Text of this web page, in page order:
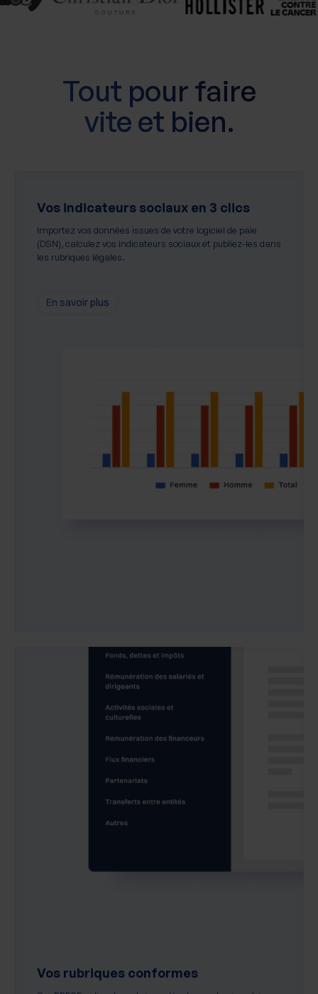
Tout pour faire
vite et bien.
Vos indicateurs sociaux en 3 clics
Importez vos données issues de votre logiciel de paie
(DSN), calculez vos indicateurs sociaux et publiez-les dans
les rubriques légales.
En savoir plus
Vos rubriques conformes